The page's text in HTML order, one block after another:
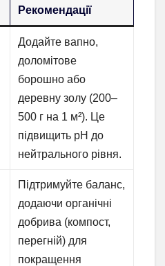
Рекомендації
Додайте вапно,
доломітове
борошно або
деревну золу (200–
500 г на 1 м²). Це
підвищить pH до
нейтрального рівня.
Підтримуйте баланс,
додаючи органічні
добрива (компост,
перегній) для
покращення